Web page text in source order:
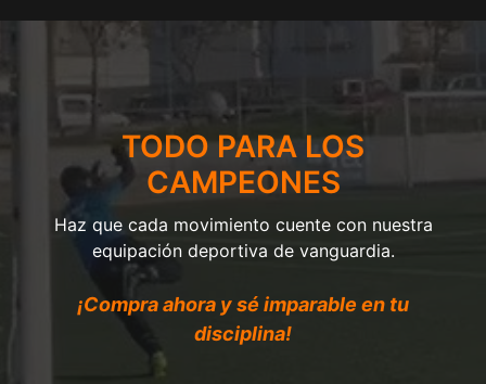
TODO PARA LOS
CAMPEONES
Haz que cada movimiento cuente con nuestra
equipación deportiva de vanguardia.
¡Compra ahora y sé imparable en tu
disciplina!